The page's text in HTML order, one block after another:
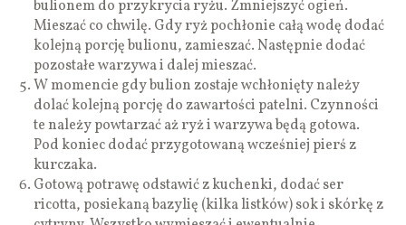
bulionem do przykrycia ryżu. Zmniejszyć ogień.
Mieszać co chwilę. Gdy ryż pochłonie całą wodę dodać
kolejną porcję bulionu, zamieszać. Następnie dodać
pozostałe warzywa i dalej mieszać.
W momencie gdy bulion zostaje wchłonięty należy
dolać kolejną porcję do zawartości patelni. Czynności
te należy powtarzać aż ryż i warzywa będą gotowa.
Pod koniec dodać przygotowaną wcześniej pierś z
kurczaka.
Gotową potrawę odstawić z kuchenki, dodać ser
ricotta, posiekaną bazylię (kilka listków) sok i skórkę z